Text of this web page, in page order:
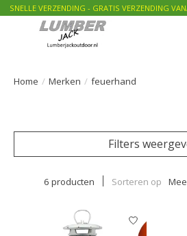
SNELLE VERZENDING - GRATIS VERZENDING
Home / Merken / feuerhand
Filters
6 producten Sorteren op